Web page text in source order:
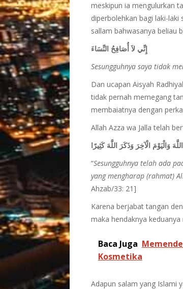
meskipun ia mengulurkan
diperbolehkan bagi laki-laki
sallam bahwasanya beliau
إِنِّي لاَ أُصَافِحُ النِّسَاءَ
Sesungguhnya saya tidak
Dan ucapan Aisyah
tidak pernah memegang
membaiatnya dengan
Allah Azza wa Jalla telah
الْآخِرَ وَذَكَرَ اللَّهَ كَثِيرًا
“Sesungguhnya telah ada
yang mengharap (rahmat)
Ahzab/33: 21]
Karena berjabat tangan
maka hendaknya keduanya
Baca Juga
Kosmetika
Adapun salam yang Islami